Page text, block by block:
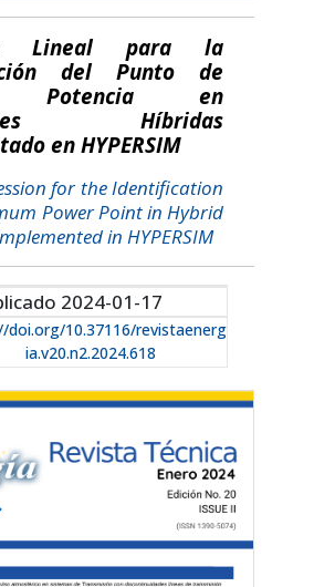
Lineal para la
del Punto de
Potencia en
Híbridas
en HYPERSIM
for the Identification
Power Point in Hybrid
in HYPERSIM
2024-01-17
doi.org/10.37116/revistaenerg
ia.v20.n2.2024.618